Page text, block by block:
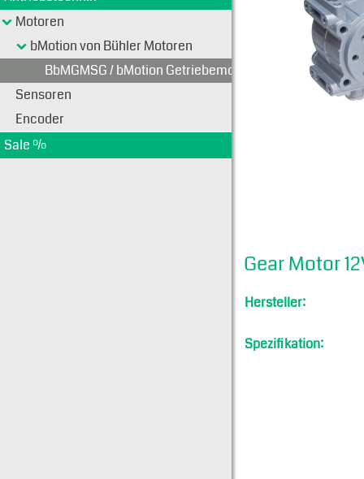
Motoren
bMotion von Bühler Motoren
BbMGMSG / bMotion Getriebemotoren mit
Sensoren
Encoder
Sale %
Gear Motor
Hersteller:
Spezifikation: